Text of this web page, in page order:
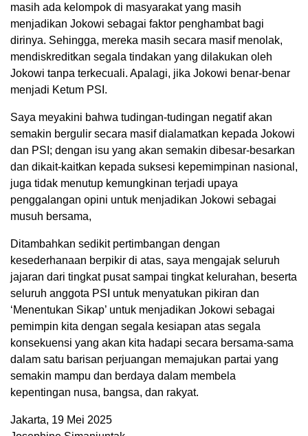
masih ada kelompok di masyarakat yang masih
menjadikan Jokowi sebagai faktor penghambat bagi
dirinya. Sehingga, mereka masih secara masif menolak,
mendiskreditkan segala tindakan yang dilakukan oleh
Jokowi tanpa terkecuali. Apalagi, jika Jokowi benar-benar
menjadi Ketum PSI.
Saya meyakini bahwa tudingan-tudingan negatif akan
semakin bergulir secara masif dialamatkan kepada Jokowi
dan PSI; dengan isu yang akan semakin dibesar-besarkan
dan dikait-kaitkan kepada suksesi kepemimpinan nasional,
juga tidak menutup kemungkinan terjadi upaya
penggalangan opini untuk menjadikan Jokowi sebagai
musuh bersama,
Ditambahkan sedikit pertimbangan dengan
kesederhanaan berpikir di atas, saya mengajak seluruh
jajaran dari tingkat pusat sampai tingkat kelurahan, beserta
seluruh anggota PSI untuk menyatukan pikiran dan
‘Menentukan Sikap’ untuk menjadikan Jokowi sebagai
pemimpin kita dengan segala kesiapan atas segala
konsekuensi yang akan kita hadapi secara bersama-sama
dalam satu barisan perjuangan memajukan partai yang
semakin mampu dan berdaya dalam membela
kepentingan nusa, bangsa, dan rakyat.
Jakarta, 19 Mei 2025